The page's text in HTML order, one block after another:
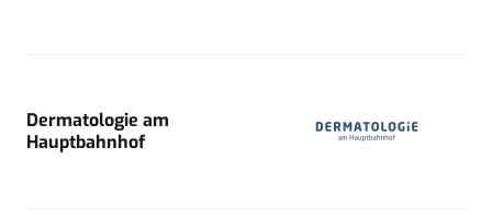
Dermatologie am
Hauptbahnhof